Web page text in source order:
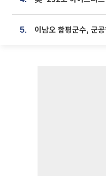
5. 이남오 함평군수, 군